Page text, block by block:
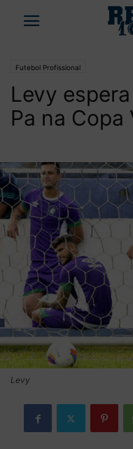
Futebol Profissional
Levy
Pa na Copa
Levy